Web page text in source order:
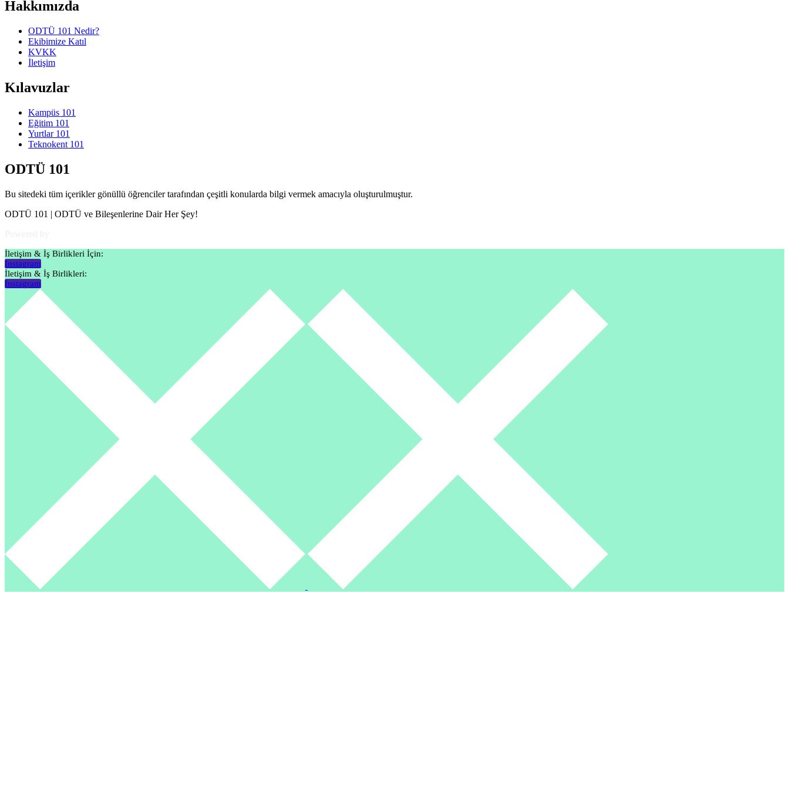
Hakkımızda
ODTÜ 101 Nedir?
Ekibimize Katıl
KVKK
İletişim
Kılavuzlar
Kampüs 101
Eğitim 101
Yurtlar 101
Teknokent 101
ODTÜ 101
Bu sitedeki tüm içerikler gönüllü öğrenciler tarafından çeşitli konularda bilgi vermek amacıyla oluşturulmuştur.
ODTÜ 101 | ODTÜ ve Bileşenlerine Dair Her Şey!
İletişim & İş Birlikleri İçin:
Instagram
İletişim & İş Birlikleri:
Instagram